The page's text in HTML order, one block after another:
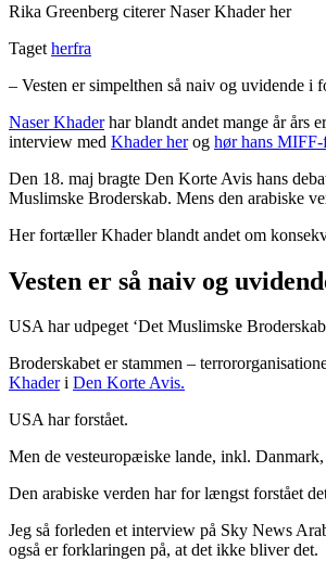
Rika Greenberg citerer Naser Khader her
Taget herfra
– Vesten er simpelthen så naiv og uvidende
Naser Khaderhar blandt andet mange år års
interview med Khader herog hør hans MIFF-
Den 18. maj bragte Den Korte Avis hans
Muslimske Broderskab. Mens den arabiske
Her fortæller Khader blandt andet om
Vesten er så naiv og
USA har udpeget ‘Det Muslimske
Broderskabet er stammen –
Khaderi Den Korte Avis.
USA har forstået.
Men de vesteuropæiske lande, inkl.
Den arabiske verden har for længst forstået
Jeg så forleden et interview på Sky News
også er forklaringen på, at det ikke bliver det.